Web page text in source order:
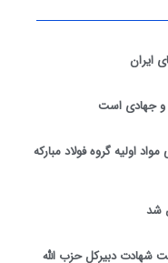
ایران
و جهادی است
حمل ۶ میلیون تنی مواد اولیه گروه فولاد مبارکه
شد
شهادت دبیرکل حزب الله